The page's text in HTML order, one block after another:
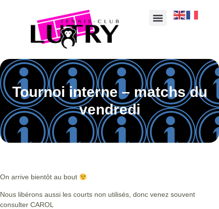
Tournoi interne – matchs du
vendredi
On arrive bientôt au bout
Nous libérons aussi les courts non utilisés, donc venez souvent
consulter CAROL